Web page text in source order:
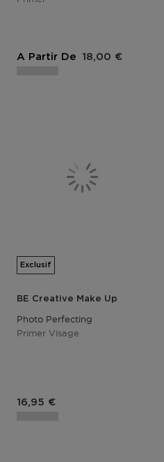
A Partir De 18,00 €
Exclusif
BE Creative Make Up
Photo Perfecting
Primer Visage
Prix du produit
16,95 €